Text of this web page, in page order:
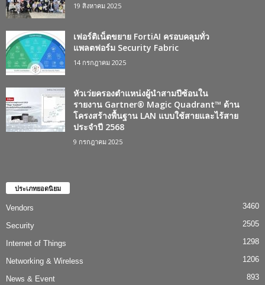
19 สิงหาคม 2025
เฟอร์ติเน็ตขยาย FortiAI ครอบคลุมทั่ว
แพลตฟอร์ม Security Fabric
14 กรกฎาคม 2025
หัวเว่ยครองตำแหน่งผู้นำสามปีซ้อนใน
รายงาน Gartner® Magic Quadrant™ ด้าน
โครงสร้างพื้นฐาน LAN แบบใช้สายและไร้สาย
ประจำปี 2568
9 กรกฎาคม 2025
ประเภทยอดนิยม
Vendors 3460
Security 2505
Internet of Things 1298
Networking & Wireless 1206
News & Event 893